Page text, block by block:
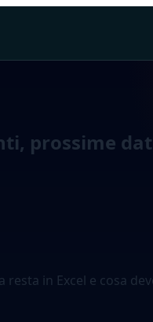
prossime
in Excel e cosa